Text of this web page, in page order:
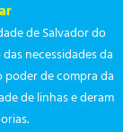
de Salvador do
necessidades da
de compra da
de linhas e deram